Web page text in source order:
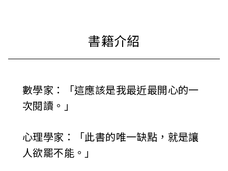
數學家：「這應該是我最近最開心的一
次閱讀。」
心理學家：「此書的唯一缺點，就是讓
人欲罷不能。」